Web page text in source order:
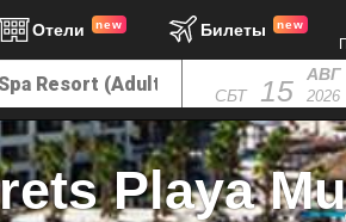
Отели new Билеты new
СБТ 15 АВГ
2026
Playa